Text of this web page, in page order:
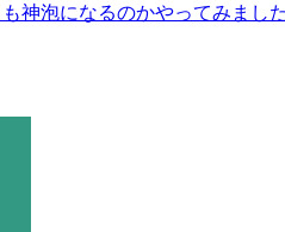
神泡になるのかやってみまし